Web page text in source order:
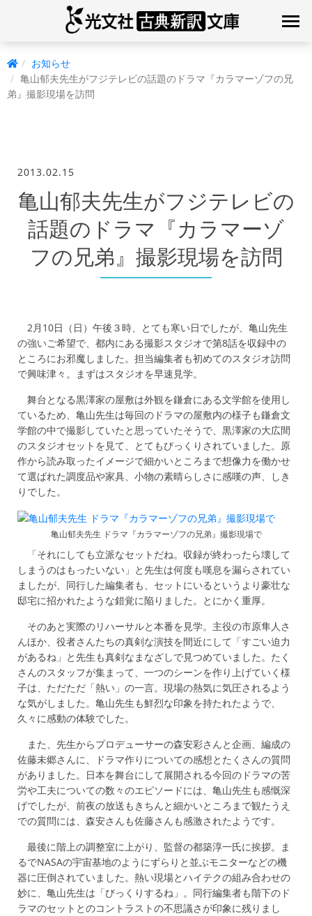
お知らせ
亀山郁夫先生がフジテレビの話題のドラマ『カラマーゾフの兄
弟』撮影現場を訪問
2013.02.15
亀山郁夫先生がフジテレビの
話題のドラマ『カラマーゾ
フの兄弟』撮影現場を訪問
2月10日（日）午後３時、とても寒い日でしたが、亀山先生
の強いご希望で、都内にある撮影スタジオで第8話を収録中の
ところにお邪魔しました。担当編集者も初めてのスタジオ訪問
で興味津々。まずはスタジオを早速見学。
舞台となる黒澤家の屋敷は外観を鎌倉にある文学館を使用し
ているため、亀山先生は毎回のドラマの屋敷内の様子も鎌倉文
学館の中で撮影していたと思っていたそうで、黒澤家の大広間
のスタジオセットを見て、とてもびっくりされていました。原
作から読み取ったイメージで細かいところまで想像力を働かせ
て選ばれた調度品や家具、小物の素晴らしさに感嘆の声、しき
りでした。
亀山郁夫先生 ドラマ『カラマーゾフの兄弟』撮影現場で
「それにしても立派なセットだね。収録が終わったら壊して
しまうのはもったいない」と先生は何度も嘆息を漏らされてい
ましたが、同行した編集者も、セットにいるというより豪壮な
邸宅に招かれたような錯覚に陥りました。とにかく重厚。
そのあと実際のリハーサルと本番を見学。主役の市原隼人さ
んほか、役者さんたちの真剣な演技を間近にして「すごい迫力
があるね」と先生も真剣なまなざしで見つめていました。たく
さんのスタッフが集まって、一つのシーンを作り上げていく様
子は、ただただ「熱い」の一言。現場の熱気に気圧されるよう
な気がしました。亀山先生も鮮烈な印象を持たれたようで、
久々に感動の体験でした。
また、先生からプロデューサーの森安彩さんと企画、編成の
佐藤未郷さんに、ドラマ作りについての感想とたくさんの質問
がありました。日本を舞台にして展開される今回のドラマの苦
労や工夫についての数々のエピソードには、亀山先生も感慨深
げでしたが、前夜の放送もきちんと細かいところまで観たうえ
での質問には、森安さんも佐藤さんも感激されたようです。
最後に階上の調整室に上がり、監督の都築淳一氏に挨拶。ま
るでNASAの宇宙基地のようにずらりと並ぶモニターなどの機
器に圧倒されていました。熱い現場とハイテクの組み合わせの
妙に、亀山先生は「びっくりするね」。同行編集者も階下のド
ラマのセットとのコントラストの不思議さが印象に残りまし